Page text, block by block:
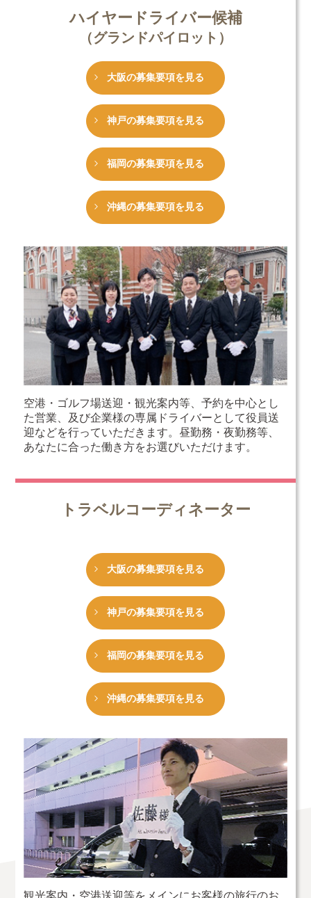
ハイヤードライバー候補
（グランドパイロット）
大阪の募集要項を見る
神戸の募集要項を見る
福岡の募集要項を見る
沖縄の募集要項を見る
空港・ゴルフ場送迎・観光案内等、予約を中心とし
た営業、及び企業様の専属ドライバーとして役員送
迎などを行っていただきます。昼勤務・夜勤務等、
あなたに合った働き方をお選びいただけます。
トラベルコーディネーター
大阪の募集要項を見る
神戸の募集要項を見る
福岡の募集要項を見る
沖縄の募集要項を見る
観光案内・空港送迎等をメインにお客様の旅行のお